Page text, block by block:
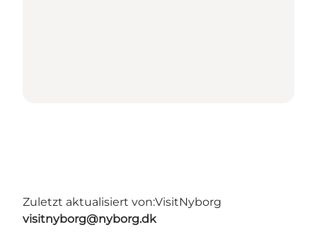
Zuletzt aktualisiert von:VisitNyborg
visitnyborg@nyborg.dk